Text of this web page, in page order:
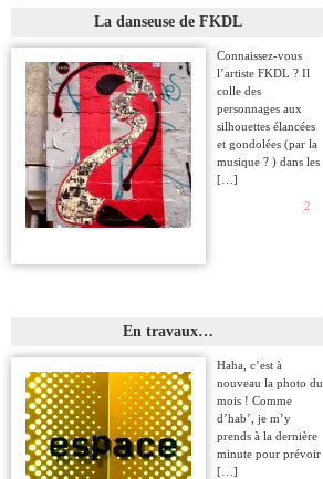
La danseuse de FKDL
Connaissez-vous
l’artiste FKDL ? Il
colle des
personnages aux
silhouettes élancées
et gondolées (par la
musique ? ) dans les
[…]
2
En travaux…
Haha, c’est à
nouveau la photo du
mois ! Comme
d’hab’, je m’y
prends à la dernière
minute pour prévoir
[…]